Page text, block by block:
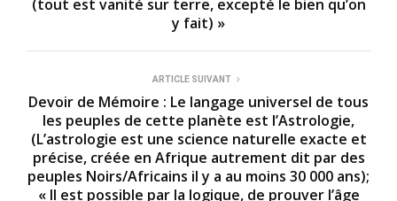
(tout est vanité sur terre, excepté le bien qu’on
y fait) »
ARTICLE SUIVANT
Devoir de Mémoire : Le langage universel de tous
les peuples de cette planète est l’Astrologie,
(L’astrologie est une science naturelle exacte et
précise, créée en Afrique autrement dit par des
peuples Noirs/Africains il y a au moins 30 000 ans);
« Il est possible par la logique, de prouver l’âge